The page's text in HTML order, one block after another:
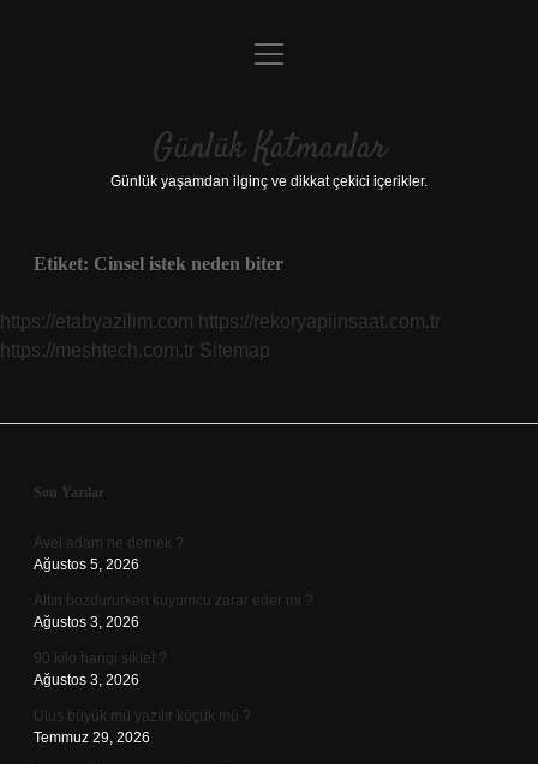
Anasayfa
Yasal Uyarı
menüyü
Günlük Katmanlar
Günlük yaşamdan ilginç ve dikkat çekici içerikler.
Etiket: Cinsel istek neden biter
https://etabyazilim.com https://rekoryapiinsaat.com.tr
https://meshtech.com.tr Sitemap
Sidebar
Son Yazılar
Avel adam ne demek ?
Ağustos 5, 2026
Altın bozdururken kuyumcu zarar eder mi ?
Ağustos 3, 2026
90 kilo hangi sıklet ?
Ağustos 3, 2026
Ulus büyük mü yazılır küçük mü ?
Temmuz 29, 2026